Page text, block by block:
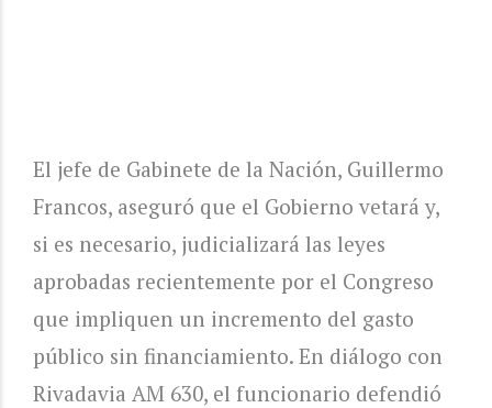
El jefe de Gabinete de la Nación, Guillermo
Francos, aseguró que el Gobierno vetará y,
si es necesario, judicializará las leyes
aprobadas recientemente por el Congreso
que impliquen un incremento del gasto
público sin financiamiento. En diálogo con
Rivadavia AM 630, el funcionario defendió